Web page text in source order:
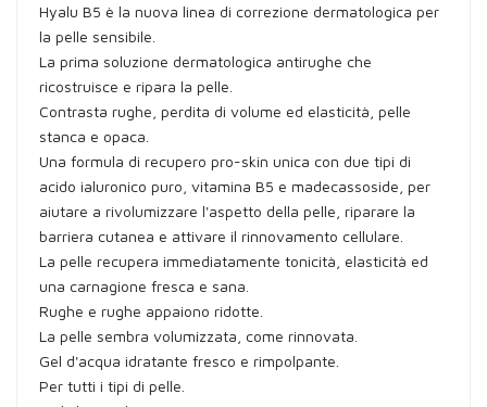
Hyalu B5 è la nuova linea di correzione dermatologica per
la pelle sensibile.
La prima soluzione dermatologica antirughe che
ricostruisce e ripara la pelle.
Contrasta rughe, perdita di volume ed elasticità, pelle
stanca e opaca.
Una formula di recupero pro-skin unica con due tipi di
acido ialuronico puro, vitamina B5 e madecassoside, per
aiutare a rivolumizzare l'aspetto della pelle, riparare la
barriera cutanea e attivare il rinnovamento cellulare.
La pelle recupera immediatamente tonicità, elasticità ed
una carnagione fresca e sana.
Rughe e rughe appaiono ridotte.
La pelle sembra volumizzata, come rinnovata.
Gel d'acqua idratante fresco e rimpolpante.
Per tutti i tipi di pelle.